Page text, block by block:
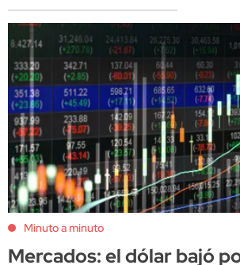
Minuto a minuto
Mercados: el dólar bajó